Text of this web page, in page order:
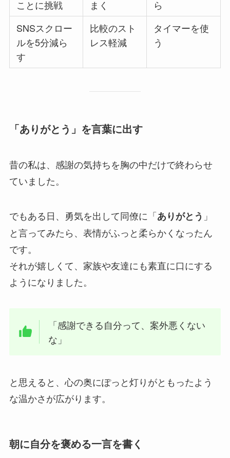
ことに挑戦 まく
ら
SNSスクロー
ルを5分減ら
す
比較のスト
レス軽減
タイマーを使
う
「ありがとう」を言葉に出す
昔の私は、感謝の気持ちを胸の中だけで終わらせ
ていました。
でもある日、勇気を出して同僚に「ありがとう 」
と言ってみたら、表情がふっと柔らかくなったん
です。
それが嬉しくて、家族や友達にも素直に口にする
ようになりました。
「感謝できる自分って、案外悪くない
な」
と思えると、心の奥にぽっと灯りがともったよう
な温かさが広がります。
朝に自分を褒める一言を書く